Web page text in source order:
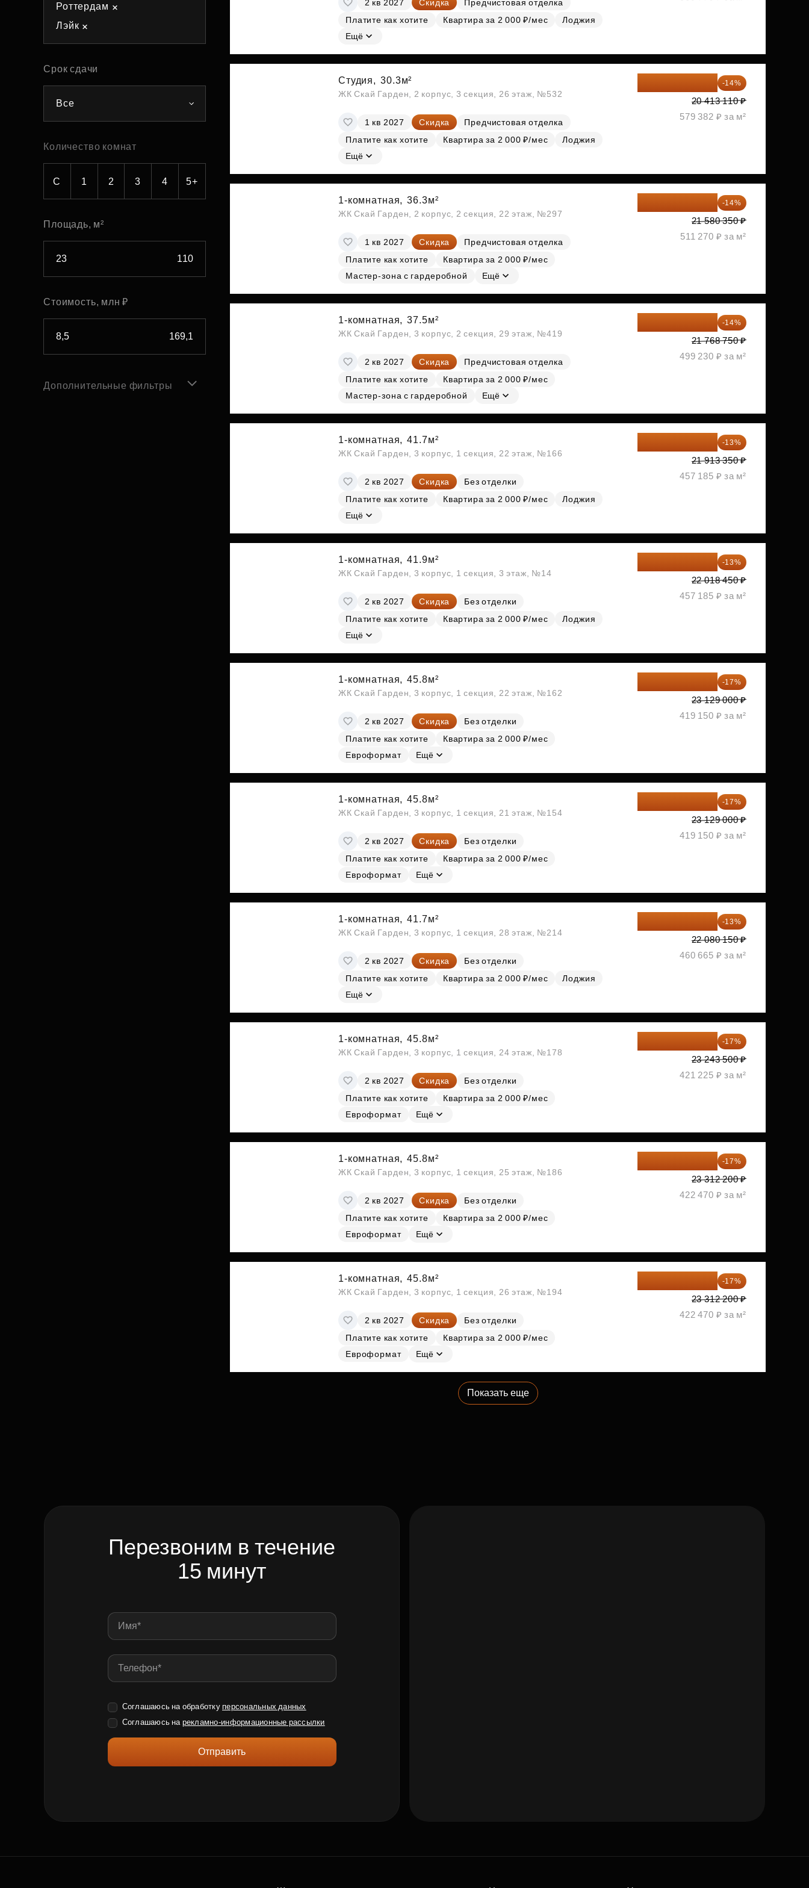
Субсидии
Роттердам
Лэйк
Срок сдачи
Все
Количество комнат
С 1 2 3 4 5+
Площадь, м²
Стоимость, млн ₽
Дополнительные фильтры
2 кв 2027 Скидка
Предчистовая отделка
Платите как хотите
Квартира за 2 000 ₽/мес
Лоджия
Ещё
Студия, 30.3м²
ЖК Скай Гарден, 2 корпус, 3 секция, 26 этаж, №532
1 кв 2027 Скидка
Предчистовая отделка
Платите как хотите
Квартира за 2 000 ₽/мес
Лоджия
Ещё
-14%
20 413 110 ₽
579 382 ₽ за м²
1-комнатная, 36.3м²
ЖК Скай Гарден, 2 корпус, 2 секция, 22 этаж, №297
1 кв 2027 Скидка
Предчистовая отделка
Платите как хотите
Квартира за 2 000 ₽/мес
Мастер-зона с гардеробной
Ещё
-14%
21 580 350 ₽
511 270 ₽ за м²
1-комнатная, 37.5м²
ЖК Скай Гарден, 3 корпус, 2 секция, 29 этаж, №419
2 кв 2027 Скидка
Предчистовая отделка
Платите как хотите
Квартира за 2 000 ₽/мес
Мастер-зона с гардеробной
Ещё
-14%
21 768 750 ₽
499 230 ₽ за м²
1-комнатная, 41.7м²
ЖК Скай Гарден, 3 корпус, 1 секция, 22 этаж, №166
2 кв 2027 Скидка
Без отделки
Платите как хотите
Квартира за 2 000 ₽/мес
Лоджия
Ещё
-13%
21 913 350 ₽
457 185 ₽ за м²
1-комнатная, 41.9м²
ЖК Скай Гарден, 3 корпус, 1 секция, 3 этаж, №14
2 кв 2027 Скидка
Без отделки
Платите как хотите
Квартира за 2 000 ₽/мес
Лоджия
Ещё
-13%
22 018 450 ₽
457 185 ₽ за м²
1-комнатная, 45.8м²
ЖК Скай Гарден, 3 корпус, 1 секция, 22 этаж, №162
2 кв 2027 Скидка
Без отделки
Платите как хотите
Квартира за 2 000 ₽/мес
Евроформат
Ещё
-17%
23 129 000 ₽
419 150 ₽ за м²
1-комнатная, 45.8м²
ЖК Скай Гарден, 3 корпус, 1 секция, 21 этаж, №154
2 кв 2027 Скидка
Без отделки
Платите как хотите
Квартира за 2 000 ₽/мес
Евроформат
Ещё
-17%
23 129 000 ₽
419 150 ₽ за м²
1-комнатная, 41.7м²
ЖК Скай Гарден, 3 корпус, 1 секция, 28 этаж, №214
2 кв 2027 Скидка
Без отделки
Платите как хотите
Квартира за 2 000 ₽/мес
Лоджия
Ещё
-13%
22 080 150 ₽
460 665 ₽ за м²
1-комнатная, 45.8м²
ЖК Скай Гарден, 3 корпус, 1 секция, 24 этаж, №178
2 кв 2027 Скидка
Без отделки
Платите как хотите
Квартира за 2 000 ₽/мес
Евроформат
Ещё
-17%
23 243 500 ₽
421 225 ₽ за м²
1-комнатная, 45.8м²
ЖК Скай Гарден, 3 корпус, 1 секция, 25 этаж, №186
2 кв 2027 Скидка
Без отделки
Платите как хотите
Квартира за 2 000 ₽/мес
Евроформат
Ещё
-17%
23 312 200 ₽
422 470 ₽ за м²
1-комнатная, 45.8м²
ЖК Скай Гарден, 3 корпус, 1 секция, 26 этаж, №194
2 кв 2027 Скидка
Без отделки
Платите как хотите
Квартира за 2 000 ₽/мес
Евроформат
Ещё
-17%
23 312 200 ₽
422 470 ₽ за м²
Показать еще
Перезвоним в течение
15 минут
Соглашаюсь на обработку персональных данных
Соглашаюсь на рекламно-информационные рассылки
Отправить